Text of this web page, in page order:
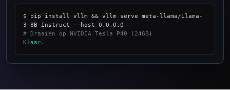
$ pip install vllm && vllm serve meta-llama/Llama-
# Draaien op NVIDIA Tesla P40 (24GB)
Klaar.